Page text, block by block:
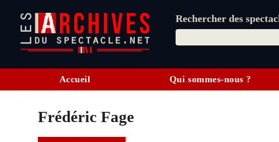
Rechercher des
Accueil Qui sommes-nous ?
Frédéric Fage